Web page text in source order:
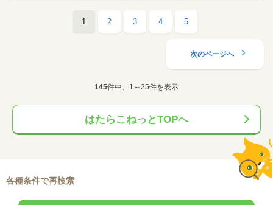
1 2 3 4 5
次のページへ
145件中、1～25件を表示
はたらこねっとTOPへ
各種条件で再検索